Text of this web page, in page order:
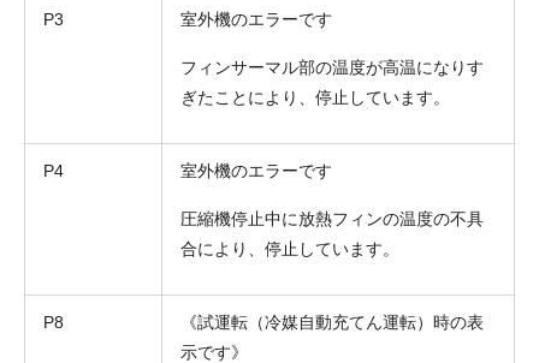
P3 室外機のエラーです
フィンサーマル部の温度が高温になりす
ぎたことにより、停止しています。
P4 室外機のエラーです
圧縮機停止中に放熱フィンの温度の不具
合により、停止しています。
P8
《試運転（冷媒自動充てん運転）時の表
示です》